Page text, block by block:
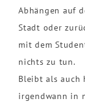
Abhängen auf
Stadt oder
mit dem
nichts zu tun.
Bleibt als auch
irgendwann in